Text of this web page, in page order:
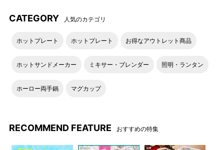
CATEGORY 人気のカテゴリ
ホットプレート ホットプレート お得なアウトレット商品
ホットサンドメーカー ミキサー・ブレンダー 照明・ランタン
ホーロー両手鍋 マグカップ
RECOMMEND FEATURE おすすめの特集